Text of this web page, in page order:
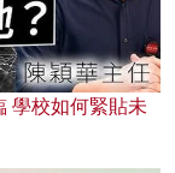
學校如何緊貼未